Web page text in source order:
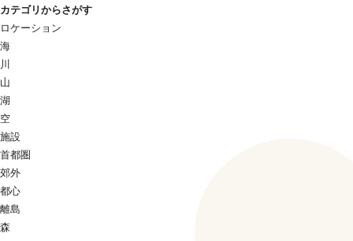
カテゴリからさがす
ロケーション
海
川
山
湖
空
施設
首都圏
郊外
都心
離島
森